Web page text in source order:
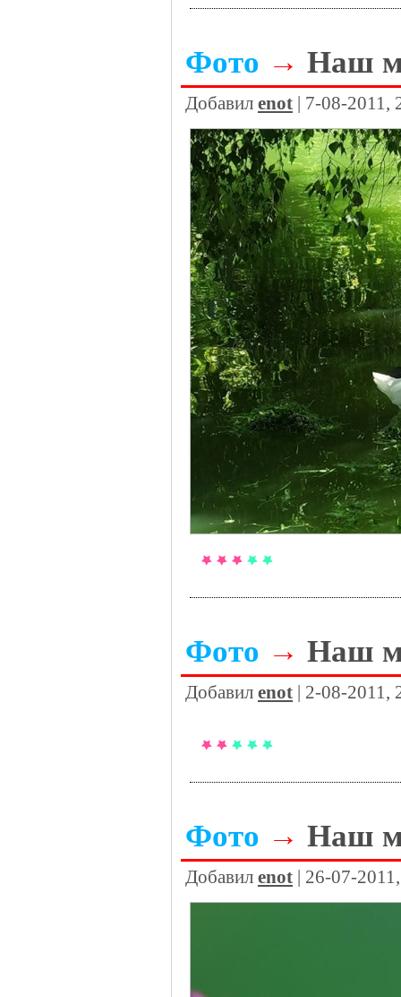
Фото → Наш
Добавил enot | 7-08-
Фото → Наш
Добавил enot | 2-08-
Фото → Наш
Добавил enot | 26-07-